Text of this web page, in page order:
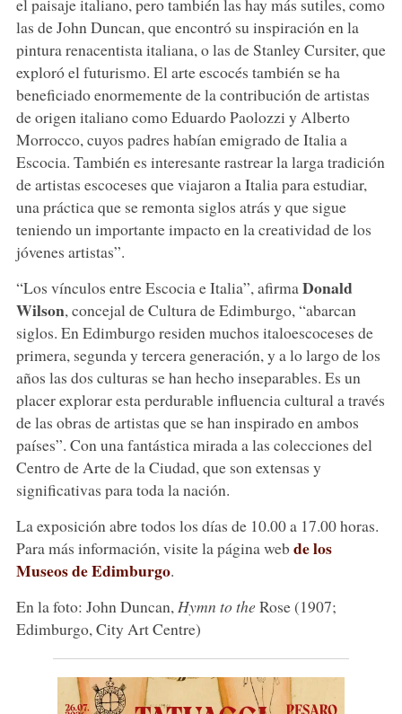
las de John Duncan, que encontró su inspiración en la
pintura renacentista italiana, o las de Stanley Cursiter, que
exploró el futurismo. El arte escocés también se ha
beneficiado enormemente de la contribución de artistas
de origen italiano como Eduardo Paolozzi y Alberto
Morrocco, cuyos padres habían emigrado de Italia a
Escocia. También es interesante rastrear la larga tradición
de artistas escoceses que viajaron a Italia para estudiar,
una práctica que se remonta siglos atrás y que sigue
teniendo un importante impacto en la creatividad de los
jóvenes artistas”.
“Los vínculos entre Escocia e Italia”, afirma Donald
Wilson, concejal de Cultura de Edimburgo, “abarcan
siglos. En Edimburgo residen muchos italoescoceses de
primera, segunda y tercera generación, y a lo largo de los
años las dos culturas se han hecho inseparables. Es un
placer explorar esta perdurable influencia cultural a través
de las obras de artistas que se han inspirado en ambos
países”. Con una fantástica mirada a las colecciones del
Centro de Arte de la Ciudad, que son extensas y
significativas para toda la nación.
La exposición abre todos los días de 10.00 a 17.00 horas.
Para más información, visite la página webde los
Museos de Edimburgo.
En la foto: John Duncan, Hymn to theRose (1907;
Edimburgo, City Art Centre)